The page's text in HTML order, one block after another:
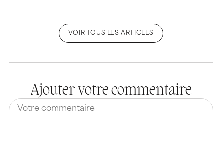
VOIR TOUS LES ARTICLES
Ajouter votre commentaire